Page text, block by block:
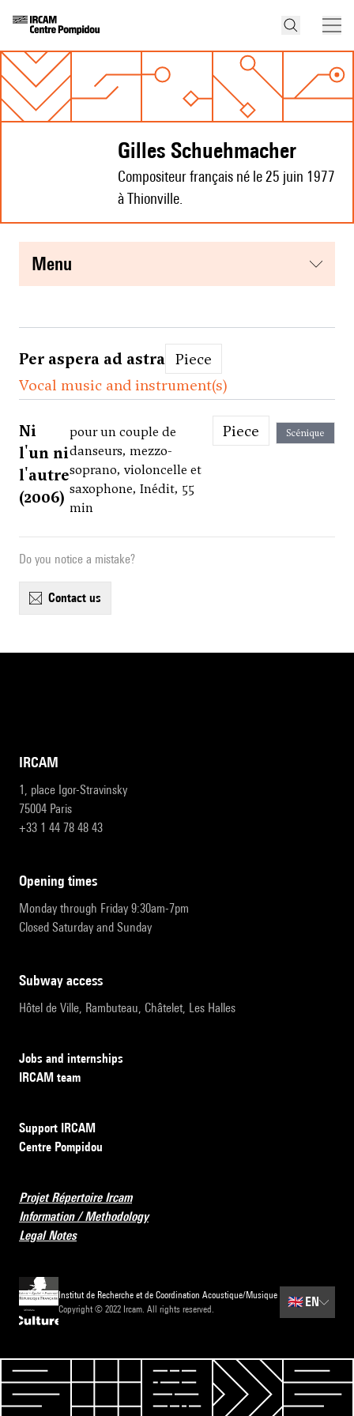
Gilles Schuehmacher
Compositeur français né le 25 juin 1977
à Thionville.
menu
Per aspera ad astra
Piece
Vocal music and instrument(s)
Ni
l'un ni
l'autre
(2006)
pour un couple de
danseurs, mezzo-
soprano, violoncelle et
saxophone, Inédit, 55
min
Piece Scénique
Do you notice a mistake?
contact us
IRCAM
1, place Igor-Stravinsky
75004 Paris
+33 1 44 78 48 43
opening times
Monday through Friday 9:30am-7pm
Closed Saturday and Sunday
subway access
Hôtel de Ville, Rambuteau, Châtelet, Les Halles
Jobs and internships
IRCAM team
Support IRCAM
Centre Pompidou
Projet Répertoire Ircam
Information / Methodology
Legal Notes
Institut de Recherche et de Coordination Acoustique/Musique
Copyright © 2022 Ircam. All rights reserved.
🇬🇧 EN